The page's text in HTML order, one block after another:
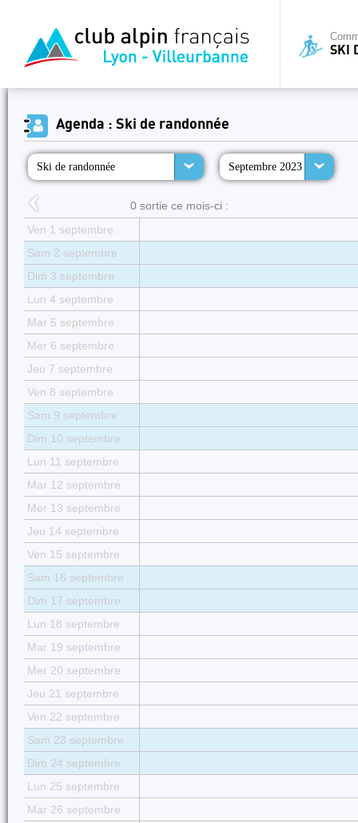
SKI
Agenda : Ski de randonnée
Ski de randonnée Septembre 2023
0 sortie ce mois-ci :
Ven 1 septembre
Sam 2 septembre
Dim 3 septembre
Lun 4 septembre
Mar 5 septembre
Mer 6 septembre
Jeu 7 septembre
Ven 8 septembre
Sam 9 septembre
Dim 10 septembre
Lun 11 septembre
Mar 12 septembre
Mer 13 septembre
Jeu 14 septembre
Ven 15 septembre
Sam 16 septembre
Dim 17 septembre
Lun 18 septembre
Mar 19 septembre
Mer 20 septembre
Jeu 21 septembre
Ven 22 septembre
Sam 23 septembre
Dim 24 septembre
Lun 25 septembre
Mar 26 septembre